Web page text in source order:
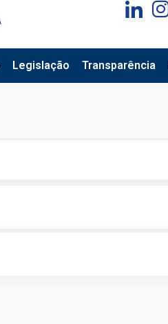
Legislação Transparência